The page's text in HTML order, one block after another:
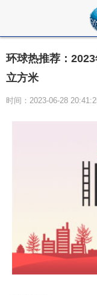
环球热推荐：
立方米
时间：2023-06-28